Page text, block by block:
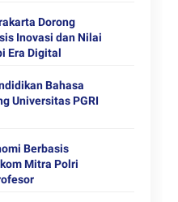
Dorong
Inovasi dan Nilai
Era Digital
Bahasa
Universitas PGRI
Berbasis
Mitra Polri